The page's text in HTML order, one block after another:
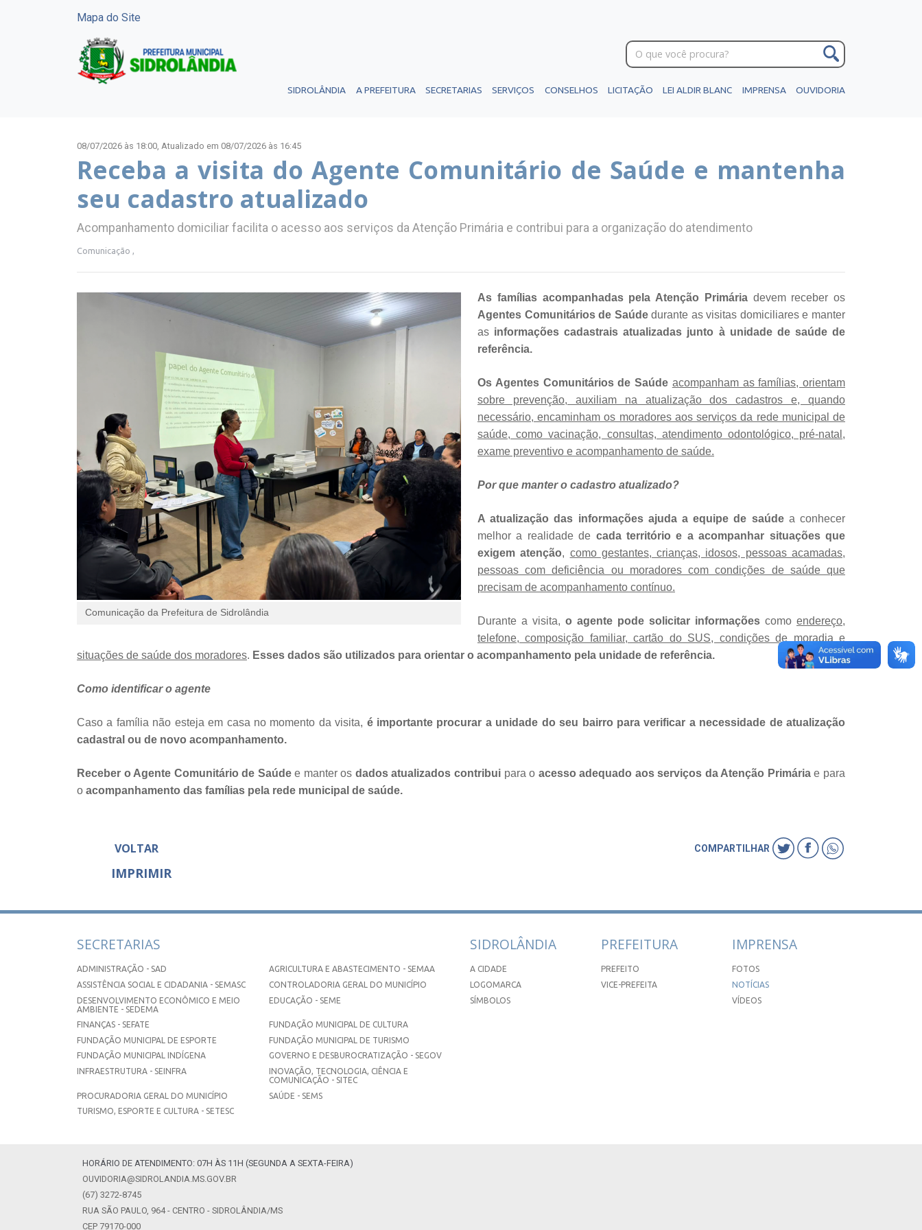
Mapa do Site
SIDROLÂNDIA A PREFEITURA SECRETARIAS SERVIÇOS CONSELHOS LICITAÇÃO LEI ALDIR BLANC IMPRENSA OUVIDORIA
08/07/2026 às 18:00, Atualizado em 08/07/2026 às 16:45
Receba a visita do Agente Comunitário de Saúde e mantenha
seu cadastro atualizado
Acompanhamento domiciliar facilita o acesso aos serviços da Atenção Primária e contribui para a organização do atendimento
Comunicação ,
Comunicação da Prefeitura de Sidrolândia
As famílias acompanhadas pela Atenção Primáriadevem receber os
Agentes Comunitários de Saúdedurante as visitas domiciliares e manter
as informações cadastrais atualizadas junto à unidade de saúde de
referência.
Os Agentes Comunitários de Saúde acompanham as famílias, orientam
sobre prevenção, auxiliam na atualização dos cadastros e, quando
necessário, encaminham os moradores aos serviços da rede municipal de
saúde, como vacinação, consultas, atendimento odontológico, pré-natal,
exame preventivo e acompanhamento de saúde.
Por que manter o cadastro atualizado?
A atualização das informações ajuda a equipe de saúdea conhecer
melhor a realidade de cada território e a acompanhar situações que
exigem atenção, como gestantes, crianças, idosos, pessoas acamadas,
pessoas com deficiência ou moradores com condições de saúde que
precisam de acompanhamento contínuo.
Durante a visita, o agente pode solicitar informações como endereço,
telefone, composição familiar, cartão do SUS, condições de moradia e
situações de saúde dos moradores. Esses dados são utilizados para orientar o acompanhamento pela unidade de referência.
Como identificar o agente
Caso a família não esteja em casa no momento da visita, é importante procurar a unidade do seu bairro para verificar a necessidade de atualização
cadastral ou de novo acompanhamento.
Receber o Agente Comunitário de Saúdee manter os dados atualizados contribui para o acesso adequado aos serviços da Atenção Primáriae para
o acompanhamento das famílias pela rede municipal de saúde.
VOLTAR
IMPRIMIR
COMPARTILHAR
SECRETARIAS
ADMINISTRAÇÃO - SAD
AGRICULTURA E ABASTECIMENTO - SEMAA
ASSISTÊNCIA SOCIAL E CIDADANIA - SEMASC
CONTROLADORIA GERAL DO MUNICÍPIO
DESENVOLVIMENTO ECONÔMICO E MEIO
AMBIENTE - SEDEMA
EDUCAÇÃO - SEME
FINANÇAS - SEFATE
FUNDAÇÃO MUNICIPAL DE CULTURA
FUNDAÇÃO MUNICIPAL DE ESPORTE
FUNDAÇÃO MUNICIPAL DE TURISMO
FUNDAÇÃO MUNICIPAL INDÍGENA
GOVERNO E DESBUROCRATIZAÇÃO - SEGOV
INFRAESTRUTURA - SEINFRA
INOVAÇÃO, TECNOLOGIA, CIÊNCIA E
COMUNICAÇÃO - SITEC
PROCURADORIA GERAL DO MUNICÍPIO
SAÚDE - SEMS
TURISMO, ESPORTE E CULTURA - SETESC
SIDROLÂNDIA
A CIDADE
LOGOMARCA
SÍMBOLOS
PREFEITURA
PREFEITO
VICE-PREFEITA
IMPRENSA
FOTOS
NOTÍCIAS
VÍDEOS
HORÁRIO DE ATENDIMENTO: 07H ÀS 11H (SEGUNDA A SEXTA-FEIRA)
OUVIDORIA@SIDROLANDIA.MS.GOV.BR
(67) 3272-8745
RUA SÃO PAULO, 964 - CENTRO - SIDROLÂNDIA/MS
CEP 79170-000